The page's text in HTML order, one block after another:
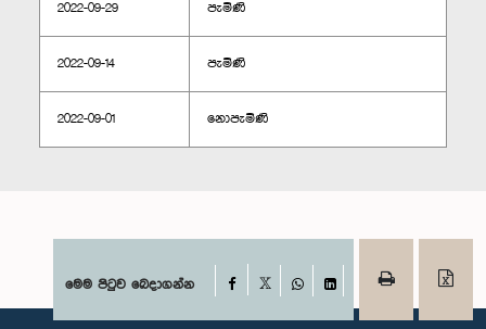
2022-09-29 පැමිණි
2022-09-14 පැමිණි
2022-09-01 නොපැමිණි
මෙම පිටුව බෙදාගන්න Facebook
WhatsAppLinkedIn